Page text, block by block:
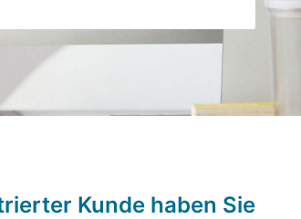
Kunde haben Sie